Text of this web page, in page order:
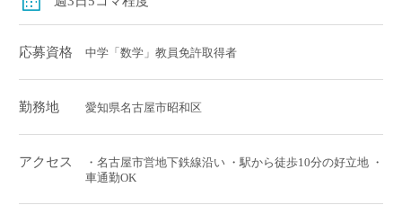
応募資格 中学「数学」教員免許取得者
勤務地 愛知県名古屋市昭和区
アクセス
・名古屋市営地下鉄線沿い ・駅から徒歩10分の好立地 ・
車通勤OK